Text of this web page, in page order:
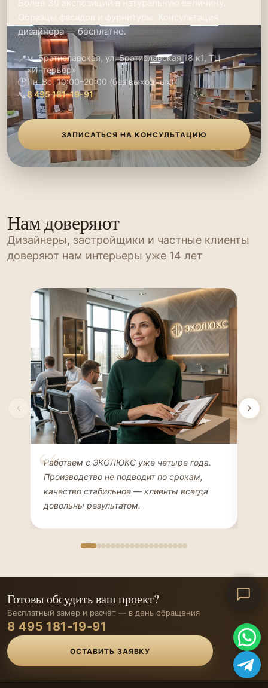
Более 30 экспозиций в натуральную величину.
Образцы фасадов и фурнитуры. Консультация
дизайнера — бесплатно.
📍м. Братиславская, ул. Братиславская 18 к1, ТЦ
«Интерьер»
🕑Пн–Вс: 10:00–20:00 (без выходных)
📞8 495 181-19-91
ЗАПИСАТЬСЯ НА КОНСУЛЬТАЦИЮ
Нам доверяют
Дизайнеры, застройщики и частные клиенты
доверяют нам интерьеры уже 14 лет
Елена Соколова
ДИЗАЙНЕР ИНТЕРЬЕРОВ
Работаем с ЭКОЛЮКС уже четыре года.
Производство не подводит по срокам,
качество стабильное — клиенты всегда
довольны результатом.
Готовы обсудить ваш проект?
Бесплатный замер и расчёт — в день обращения
8 495 181-19-91
ОСТАВИТЬ ЗАЯВКУ